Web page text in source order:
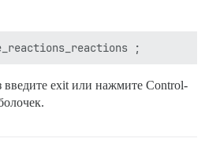
введите exit или нажмите Control-